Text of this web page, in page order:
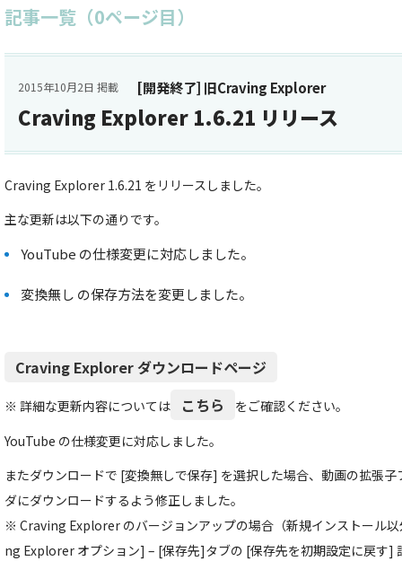
記事一覧（0ページ目）
[開発終了] 旧Craving Explorer
2015年10月2日 掲載
Craving Explorer 1.6.21 リリース
Craving Explorer 1.6.21 をリリースしました。
主な更新は以下の通りです。
YouTube の仕様変更に対応しました。
変換無し の保存方法を変更しました。
Craving Explorer ダウンロードページ
※ 詳細な更新内容については こちら
をご確認ください。
YouTube の仕様変更に対応しました。
またダウンロードで [変換無しで保存] を選択した場合、動画の拡張
ダにダウンロードするよう修正しました。
※ Craving Explorer のバージョンアップの場合（新規インストール
ng Explorer オプション] – [保存先]タブの [保存先を初期設定に戻す]